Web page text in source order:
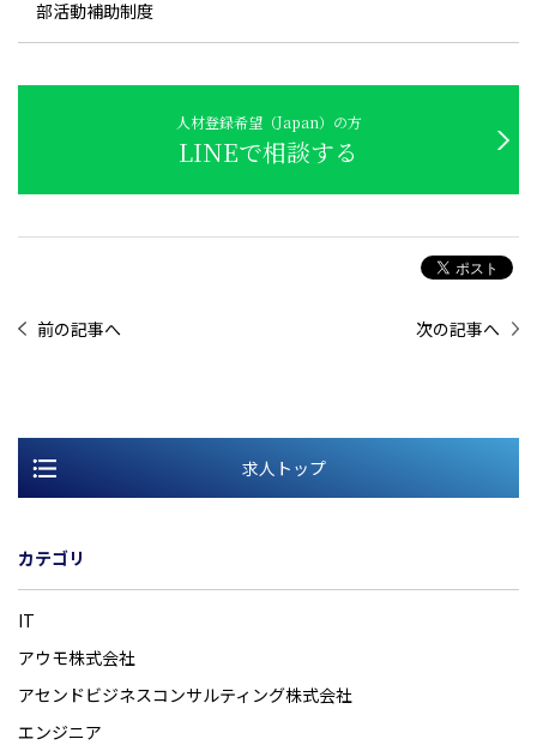
部活動補助制度
人材登録希望（Japan）の方
LINEで相談する
前の記事へ 次の記事へ
求人トップ
カテゴリ
IT
アウモ株式会社
アセンドビジネスコンサルティング株式会社
エンジニア